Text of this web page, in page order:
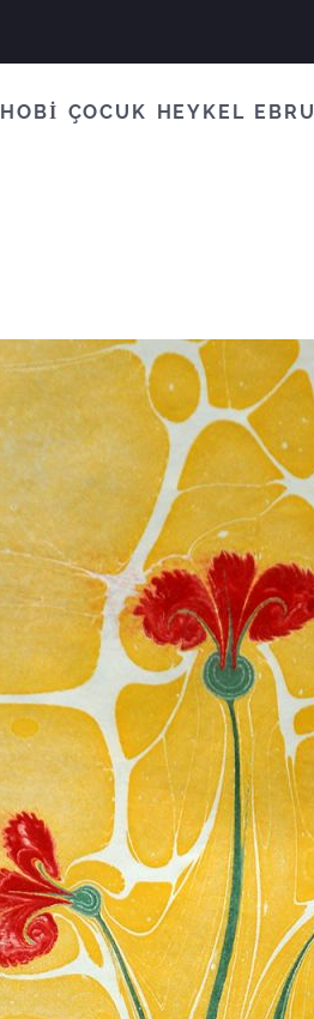
HOBİ ÇOCUK HEYKEL EBRU